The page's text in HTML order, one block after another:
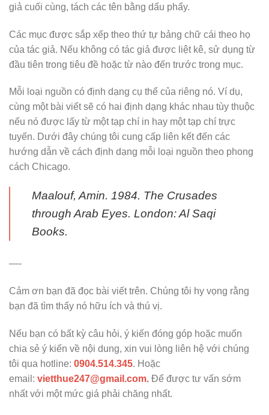
giả cuối cùng, tách các tên bằng dấu phẩy.
Các mục được sắp xếp theo thứ tự bảng chữ cái theo họ
của tác giả. Nếu không có tác giả được liệt kê, sử dụng từ
đầu tiên trong tiêu đề hoặc từ nào đến trước trong mục.
Mỗi loại nguồn có định dạng cụ thể của riêng nó. Ví dụ,
cùng một bài viết sẽ có hai định dạng khác nhau tùy thuộc
nếu nó được lấy từ một tạp chí in hay một tạp chí trực
tuyến. Dưới đây chúng tôi cung cấp liên kết đến các
hướng dẫn về cách định dạng mỗi loại nguồn theo phong
cách Chicago.
Maalouf, Amin. 1984. The Crusades
through Arab Eyes. London: Al Saqi
Books.
—-
Cảm ơn bạn đã đọc bài viết trên. Chúng tôi hy vọng rằng
bạn đã tìm thấy nó hữu ích và thú vị.
Nếu bạn có bất kỳ câu hỏi, ý kiến đóng góp hoặc muốn
chia sẻ ý kiến về nội dung, xin vui lòng liên hệ với chúng
tôi qua hotline: 0904.514.345. Hoặc
email: vietthue247@gmail.com. Để được tư vấn sớm
nhất với một mức giá phải chăng nhất.